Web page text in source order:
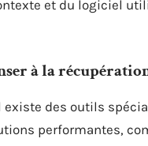
et du logiciel
à la
existe des outils
performantes,